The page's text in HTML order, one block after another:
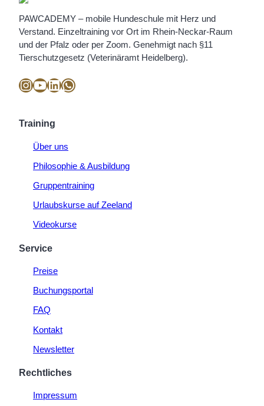
PAWCADEMY – mobile Hundeschule mit Herz und
Verstand. Einzeltraining vor Ort im Rhein-Neckar-Raum
und der Pfalz oder per Zoom. Genehmigt nach §11
Tierschutzgesetz (Veterinäramt Heidelberg).
InstagramYouTube LinkedIn WhatsApp
Training
Über uns
Philosophie & Ausbildung
Gruppentraining
Urlaubskurse auf Zeeland
Videokurse
Service
Preise
Buchungsportal
FAQ
Kontakt
Newsletter
Rechtliches
Impressum